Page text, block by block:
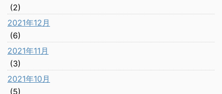
(2)
2021年12月
(6)
2021年11月
(3)
2021年10月
(5)